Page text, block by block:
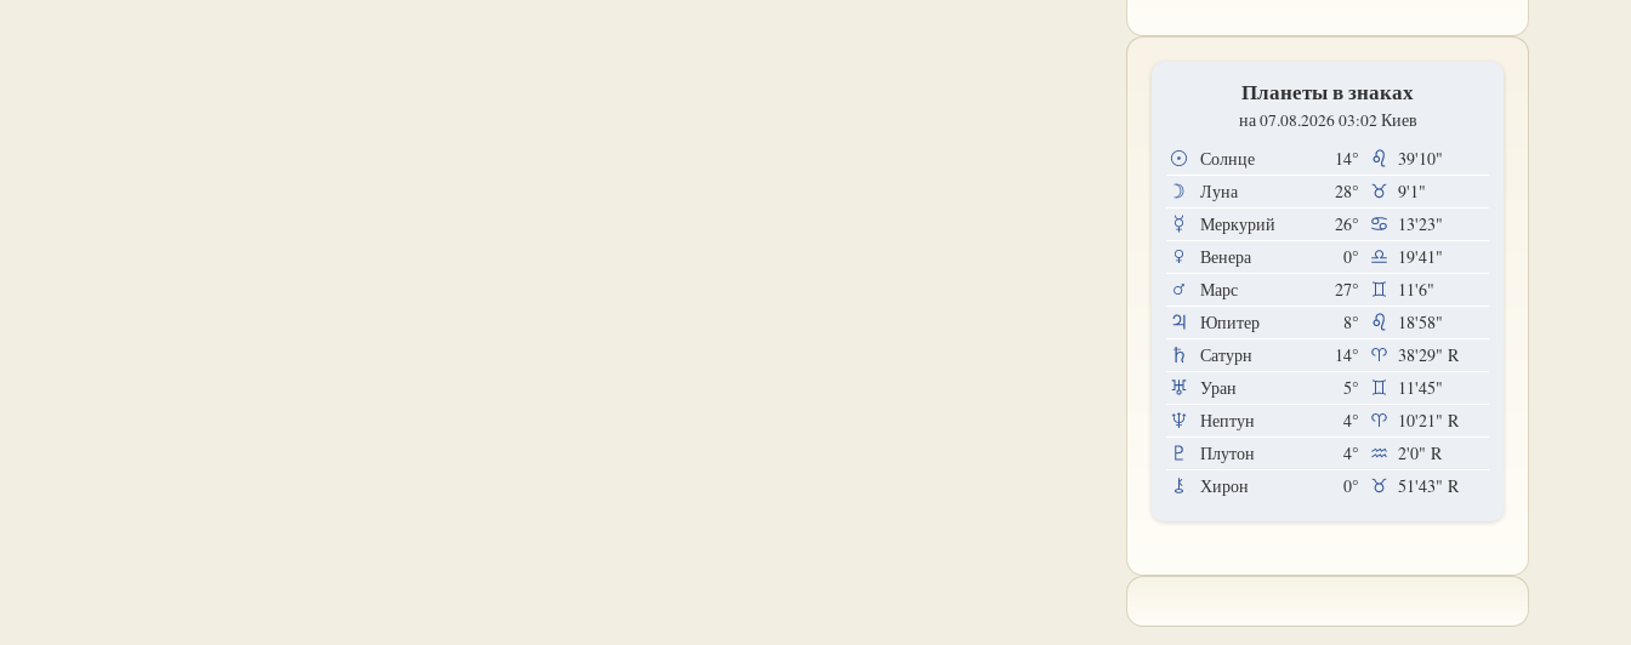
Планеты в знаках
на 07.08.2026 03:02 Киев
Солнце 14°
39'10"
Луна
28°
9'1"
Меркурий
26°
13'23"
Венера
0°
19'41"
Марс
27°
11'6"
Юпитер
8°
18'58"
Сатурн
14° 38'29" R
Уран
5°
11'45"
Нептун
4° 10'21" R
Плутон
4° 2'0" R
Хирон
0° 51'43" R